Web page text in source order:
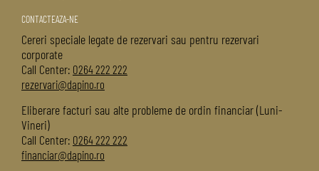
CONTACTEAZA-NE
Cereri speciale legate de rezervari sau pentru rezervari
corporate
Call Center: 0264 222 222
rezervari@dapino.ro
Eliberare facturi sau alte probleme de ordin financiar (Luni-
Vineri)
Call Center: 0264 222 222
financiar@dapino.ro